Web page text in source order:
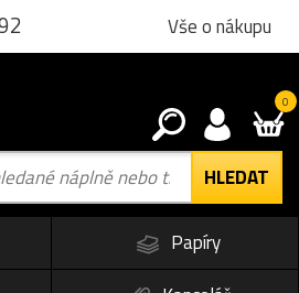
Vše o nákupu
0
Papíry